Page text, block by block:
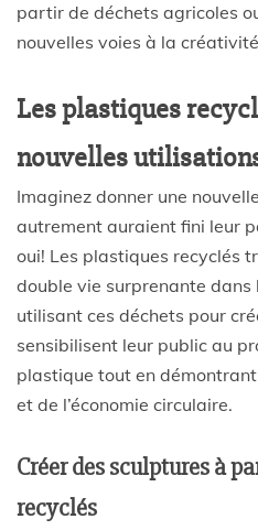
partir de déchets agricoles
nouvelles voies à la
Les plastiques
nouvelles
Imaginez donner une
autrement auraient fini leur
oui! Les plastiques recyclés
double vie surprenante
utilisant ces déchets pour
sensibilisent leur public au
plastique tout en
et de l’économie circulaire.
Créer des sculptures à
recyclés